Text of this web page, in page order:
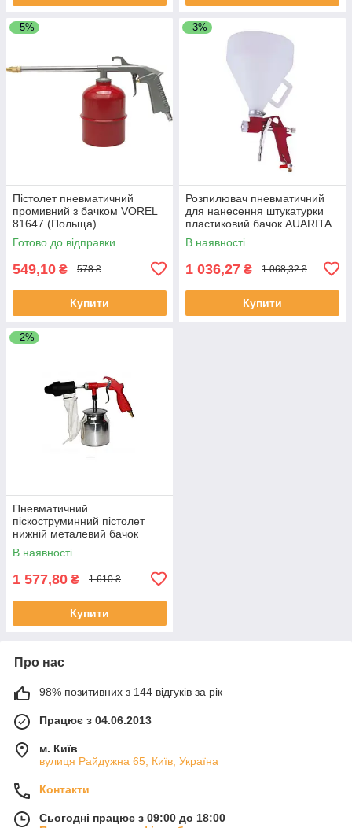
–5%
Пістолет пневматичний
промивний з бачком VOREL
81647 (Польща)
Готово до відправки
549,10 ₴ 578 ₴
Купити
–3%
Розпилювач пневматичний
для нанесення штукатурки
пластиковий бачок AUARITA
FR-301 (Італія/Китай)
В наявності
1 036,27 ₴ 1 068,32 ₴
Купити
–2%
Пневматичний
піскоструминний пістолет
нижній металевий бачок
Shiningberg 101983
В наявності
1 577,80 ₴ 1 610 ₴
Купити
Про нас
98% позитивних з 144 відгуків за рік
Працює з 04.06.2013
м. Київ
вулиця Райдужна 65, Київ, Україна
Контакти
Сьогодні працює з 09:00 до 18:00